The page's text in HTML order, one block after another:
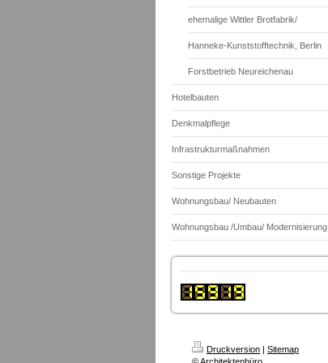
ehemalige Wittler Brotfabrik/
Hanneke-Kunststofftechnik, Berlin
Forstbetrieb Neureichenau
Hotelbauten
Denkmalpflege
Infrastrukturmaßnahmen
Sonstige Projekte
Wohnungsbau/ Neubauten
Wohnungsbau /Umbau/ Modernisierung
Druckversion | Sitemap